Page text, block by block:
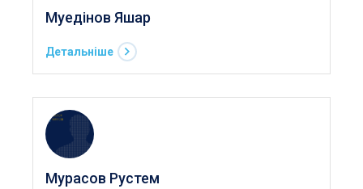
Муедінов Яшар
Детальніше
Мурасов Рустем